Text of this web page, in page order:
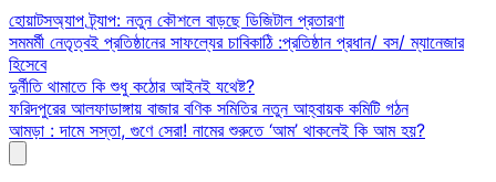
Skip
to
content
হোয়াটসঅ্যাপ ট্র্যাপ: নতুন কৌশলে বাড়ছে ডিজিটাল প্রতারণা
সমমর্মী নেতৃত্বই প্রতিষ্ঠানের সাফল্যের চাবিকাঠি :প্রতিষ্ঠান প্রধান/ বস/ ম্যানেজার
হিসেবে
দুর্নীতি থামাতে কি শুধু কঠোর আইনই যথেষ্ট?
ফরিদপুরের আলফাডাঙ্গায় বাজার বণিক সমিতির নতুন আহ্বায়ক কমিটি গঠন
আমড়া : দামে সস্তা, গুণে সেরা! নামের শুরুতে ‘আম’ থাকলেই কি আম হয়?